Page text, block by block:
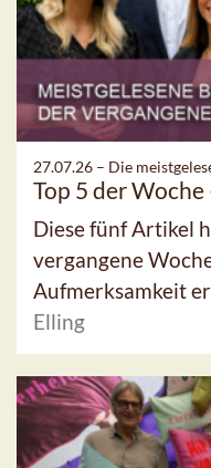
27.07.26 – Die
Top 5 der
Diese fünf Artikel
vergangene
Aufmerksamkeit
Elling